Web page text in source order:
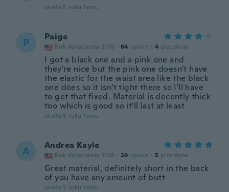
około 5 roku temu
P Paige
Rok dołączenia 2018 · 64 opinie · 4 przesłane
I got a black one and a pink one and
they're nice but the pink one doesn't have
the elastic for the waist area like the black
one does so it isn't tight there so I'll have
to get that fixed. Material is decently thick
too which is good so it'll last at least
około 5 roku temu
A Andrea Kayle
Rok dołączenia 2018 · 39 opinie · 5 przesłane
Great material, definitely short in the back
of you have any amount of butt
około 5 roku temu